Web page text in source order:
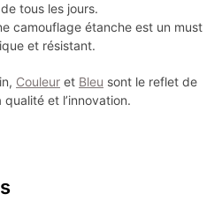
tous les jours.
camouflage étanche est un must
et résistant.
Couleur et Bleu sont le reflet de
et l’innovation.